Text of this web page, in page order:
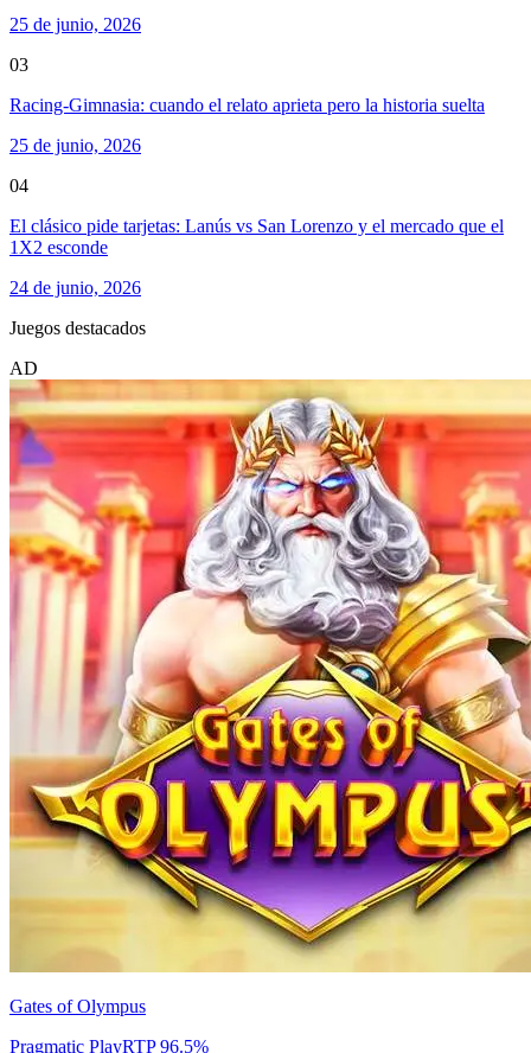
25 de junio, 2026
03
Racing-Gimnasia: cuando el relato aprieta pero la historia suelta
25 de junio, 2026
04
El clásico pide tarjetas: Lanús vs San Lorenzo y el mercado que el
1X2 esconde
24 de junio, 2026
Juegos destacados
AD
Gates of Olympus
Pragmatic PlayRTP96.5%